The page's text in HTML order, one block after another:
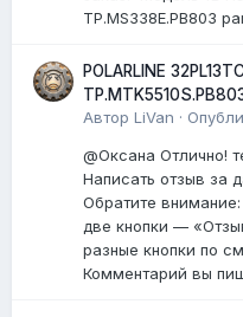
TP.MS338E.PB803
POLARLINE
Автор LiVan ·
@Оксана Отлично!
Написать отзыв за
Обратите
две кнопки —
разные кнопки по
Комментарий вы